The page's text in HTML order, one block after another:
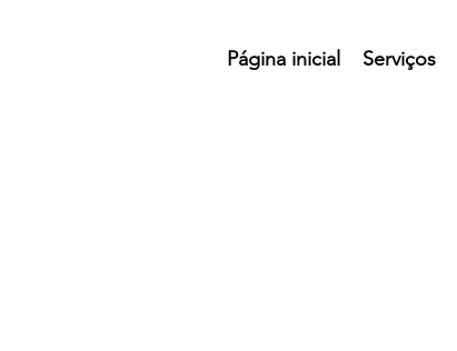
Página inicial Serviços